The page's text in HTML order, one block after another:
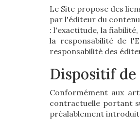
Le Site propose des
par l'éditeur du
: l'exactitude, la
la responsabilité de
responsabilité des
Dispositif
Conformément aux
contractuelle portant
préalablement